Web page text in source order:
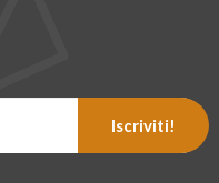
Iscriviti!